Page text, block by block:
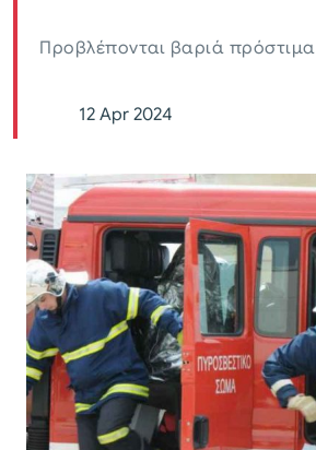
Προβλέπονται βαριά πρόστιμα
12 Apr 2024